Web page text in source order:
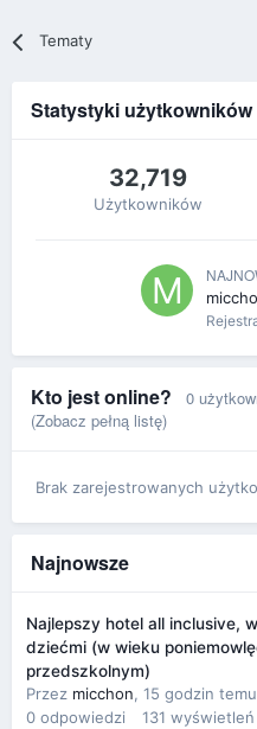
Tematy
Statystyki użytkowników
32,719
Użytkowników
Kto jest online? 0
(Zobacz pełną listę)
Brak zarejestrowanych
Najnowsze
Najlepszy hotel all inclusive,
dziećmi (w wieku
przedszkolnym)
Przez micchon, 15 godzin temu
0 odpowiedzi 131 wyświetleń